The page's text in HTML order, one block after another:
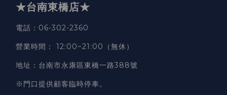
★台南東橋店★
電話 ：06-302-2360
營業時間 ： 12:00~21:00（無休）
地址 ：台南市永康區東橋一路388號
※門口提供顧客臨時停車。